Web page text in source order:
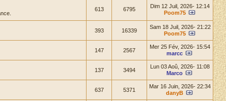
613 6795
Dim 12 Juil, 2026- 12:14
Poom75
393 16339
Sam 18 Juil, 2026- 21:22
Poom75
147 2567
Mer 25 Fév, 2026- 15:54
marcc
137 3494
Lun 03 Aoû, 2026- 11:08
Marco
637 5371
Mar 16 Juin, 2026- 22:34
danyB